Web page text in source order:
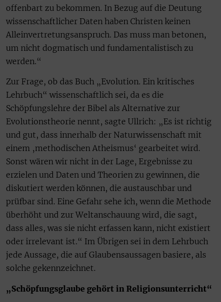
offenbart zu bekommen. In Bezug auf die Deutung
wissenschaftlicher Daten haben Christen keinen
Alleinvertretungsanspruch. Das muss man betonen,
um nicht dogmatisch und fundamentalistisch zu
werden.“
Zur Frage, ob das Buch „Evolution. Ein kritisches
Lehrbuch“ wissenschaftlich sei, da es die
Schöpfungslehre der Bibel als Alternative zur
Evolutionstheorie nennt, sagte Ullrich: „Es ist richtig
und gut, dass innerhalb der Naturwissenschaft mit
einem ‚methodischen Atheismus‘ gearbeitet wird.
Sonst wären wir nicht in der Lage, Ergebnisse zu
erzielen und Daten und Theorien zu gewinnen, die
diskutiert werden können, die austauschbar und
prüfbar sind. Eine Gefahr sehe ich, wenn die Methode
überhöht und zur Weltanschauung wird, die sagt,
dass alles, was sie nicht erfassen kann, nicht existiert
oder irrelevant ist.“ Im Übrigen sei in dem Lehrbuch
jede Aussage, die auf Glaubensaussagen basiere, als
solche gekennzeichnet.
„Schöpfungsglaube gehört in Religionsunterricht“